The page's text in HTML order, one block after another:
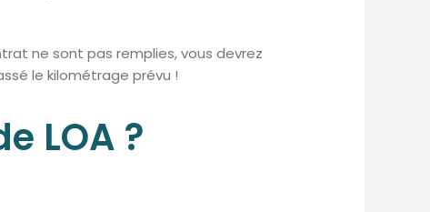
ne sont pas remplies, vous devrez
le kilométrage prévu !
LOA ?